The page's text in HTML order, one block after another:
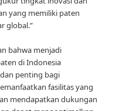
yang memiliki paten
global.”
bahwa menjadi
di Indonesia
penting bagi
fasilitas yang
mendapatkan dukungan